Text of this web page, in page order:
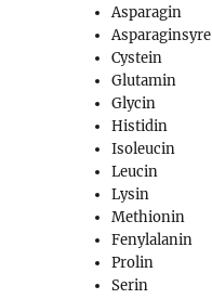
Asparagin
Asparaginsyre
Cystein
Glutamin
Glycin
Histidin
Isoleucin
Leucin
Lysin
Methionin
Fenylalanin
Prolin
Serin